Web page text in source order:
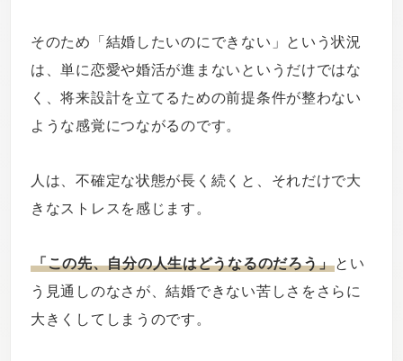
そのため「結婚したいのにできない」という状況
は、単に恋愛や婚活が進まないというだけではな
く、将来設計を立てるための前提条件が整わない
ような感覚につながるのです。
人は、不確定な状態が長く続くと、それだけで大
きなストレスを感じます。
「この先、自分の人生はどうなるのだろう」とい
う見通しのなさが、結婚できない苦しさをさらに
大きくしてしまうのです。